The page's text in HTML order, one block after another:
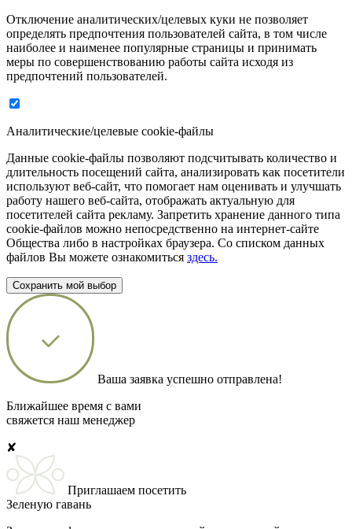
Отключение аналитических/целевых куки не позволяет
определять предпочтения пользователей сайта, в том числе
наиболее и наименее популярные страницы и принимать
меры по совершенствованию работы сайта исходя из
предпочтений пользователей.
Аналитические/целевые cookie-файлы
Данные cookie-файлы позволяют подсчитывать количество и
длительность посещений сайта, анализировать как посетители
используют веб-сайт, что помогает нам оценивать и улучшать
работу нашего веб-сайта, отображать актуальную для
посетителей сайта рекламу. Запретить хранение данного типа
cookie-файлов можно непосредственно на интернет-сайте
Общества либо в настройках браузера. Со списком данных
файлов Вы можете ознакомиться здесь.
Сохранить мой выбор
Ваша заявка успешно отправлена!
Ближайшее время с вами
свяжется наш менеджер
✘
Приглашаем посетить
Зеленую гавань